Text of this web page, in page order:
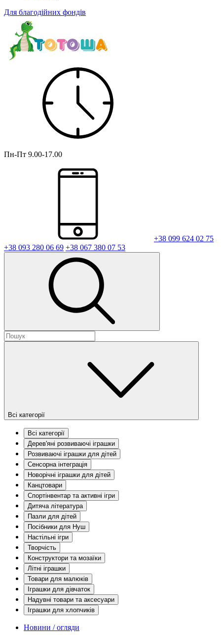
Для благодійних фондів
Пн-Пт 9.00-17.00
+38 099 624 02 75
+38 093 280 06 69 +38 067 380 07 53
Всі категорії
Всі категорії
Дерев'яні розвиваючі іграшки
Розвиваючі іграшки для дітей
Сенсорна інтеграція
Новорічні іграшки для дітей
Канцтовари
Спортінвентар та активні ігри
Дитяча література
Пазли для дітей
Посібники для Нуш
Настільні ігри
Творчість
Конструктори та мозаїки
Літні іграшки
Товари для малюків
Іграшки для дівчаток
Надувні товари та аксесуари
Іграшки для хлопчиків
Новини / огляди